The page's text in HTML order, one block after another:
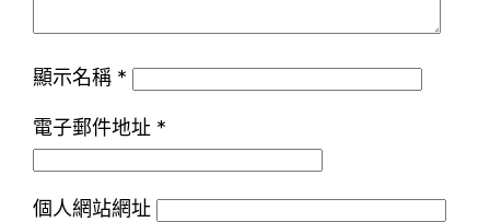
顯示名稱 *
電子郵件地址 *
個人網站網址